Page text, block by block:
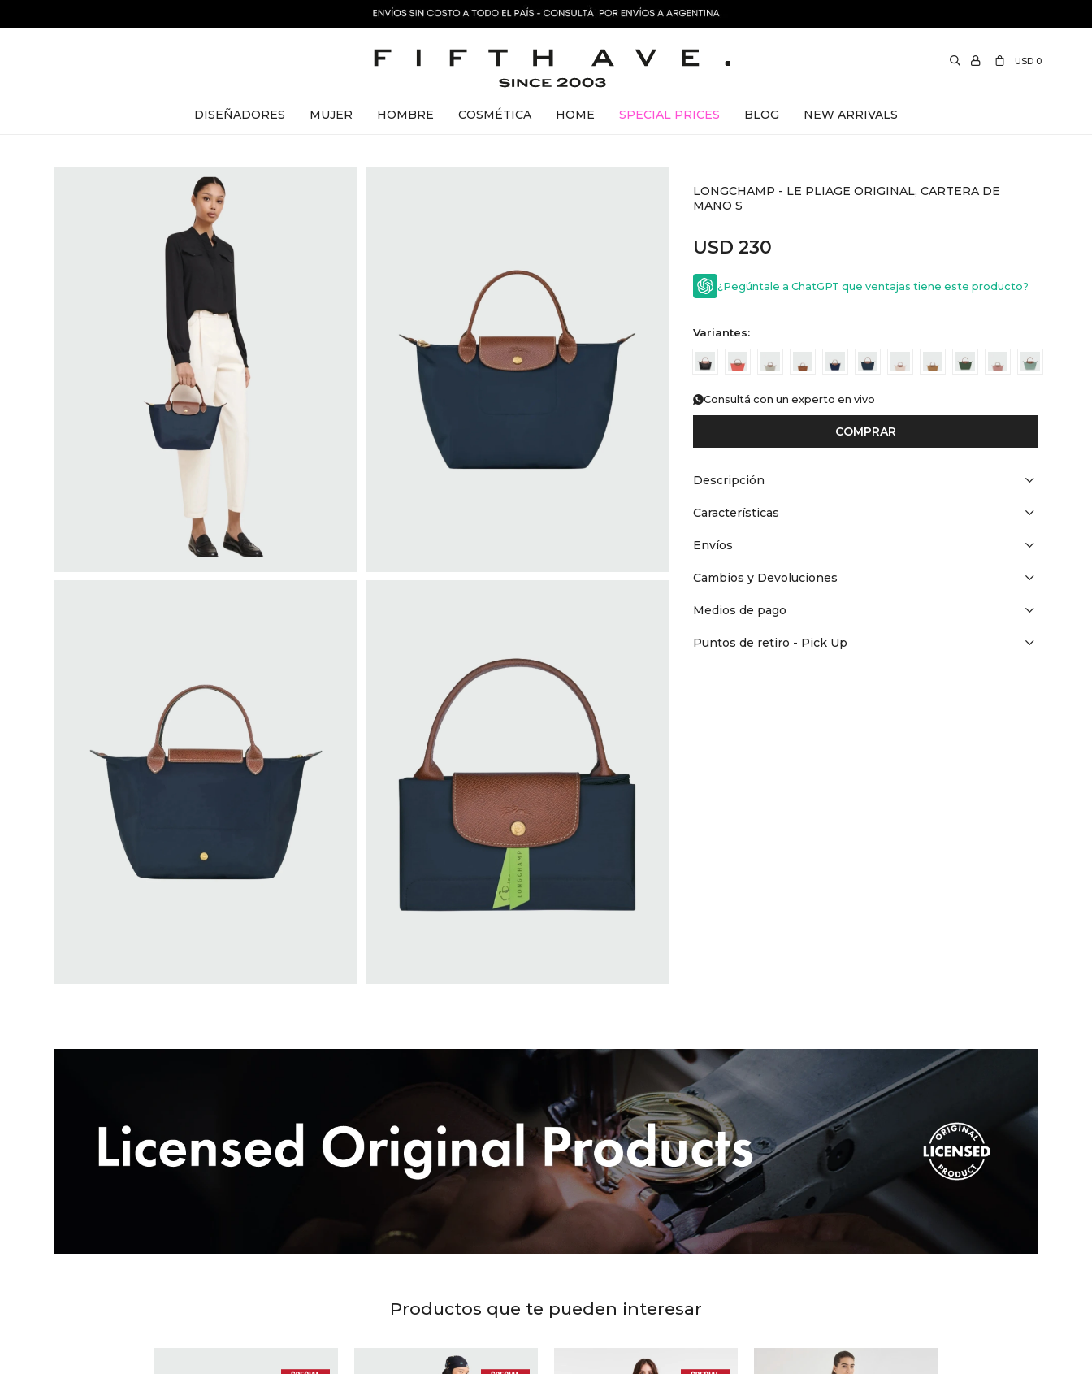
DISEÑADORES MUJER HOMBRE COSMÉTICA HOME SPECIAL PRICES BLOG NEW ARRIVALS
USD 0
LONGCHAMP - LE PLIAGE ORIGINAL, CARTERA DE
MANO S
USD 230
¿Pegúntale a ChatGPT que ventajas tiene este producto?
Variantes:
Consultá con un experto en vivo
COMPRAR
Descripción
Características
Envíos
Cambios y Devoluciones
Medios de pago
Puntos de retiro - Pick Up
Productos que te pueden interesar